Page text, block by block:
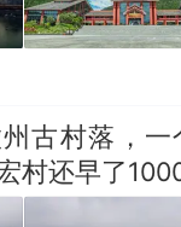
古村落，一
村还早了